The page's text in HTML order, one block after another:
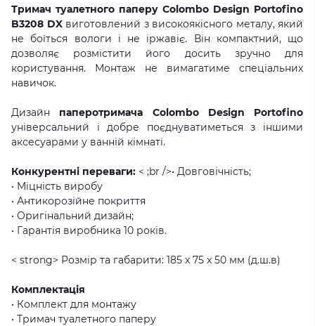
Тримач туалетного паперу Colombo Design Portofino
B3208 DXвиготовлений з високоякісного металу, який
не боїться вологи і не іржавіє. Він компактний, що
дозволяє розмістити його досить зручно для
користування. Монтаж не вимагатиме спеціальних
навичок.
Дизайн паперотримача Colombo Design Portofino
універсальний і добре поєднуватиметься з іншими
аксесуарами у ванній кімнаті.
Конкурентні переваги: < ;br />• Довговічність;
• Міцність виробу
• Антикорозійне покриття
• Оригінальний дизайн;
• Гарантія виробника 10 років.
< strong> Розмір та габарити: 185 х 75 x 50 мм (д.ш.в)
Комплектація
• Комплект для монтажу
• Тримач туалетного паперу